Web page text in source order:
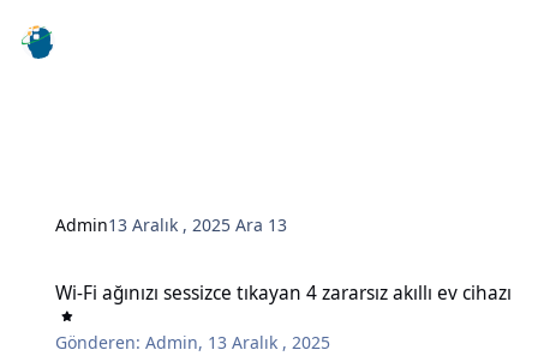
Admin13 Aralık , 2025Ara 13
Wi-Fi ağınızı sessizce tıkayan 4 zararsız akıllı ev cihazı
Gönderen:Admin, 13 Aralık , 2025